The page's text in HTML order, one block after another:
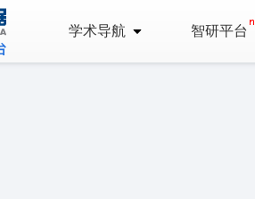
学术导航 智研平台